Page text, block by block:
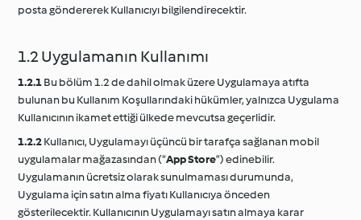
posta göndererek Kullanıcıyı bilgilendirecektir.
1.2 Uygulamanın Kullanımı
1.2.1Bu bölüm 1.2 de dahil olmak üzere Uygulamaya atıfta
bulunan bu Kullanım Koşullarındaki hükümler, yalnızca Uygulama
Kullanıcının ikamet ettiği ülkede mevcutsa geçerlidir.
1.2.2Kullanıcı, Uygulamayı üçüncü bir tarafça sağlanan mobil
uygulamalar mağazasından (“App Store”) edinebilir.
Uygulamanın ücretsiz olarak sunulmaması durumunda,
Uygulama için satın alma fiyatı Kullanıcıya önceden
gösterilecektir. Kullanıcının Uygulamayı satın almaya karar